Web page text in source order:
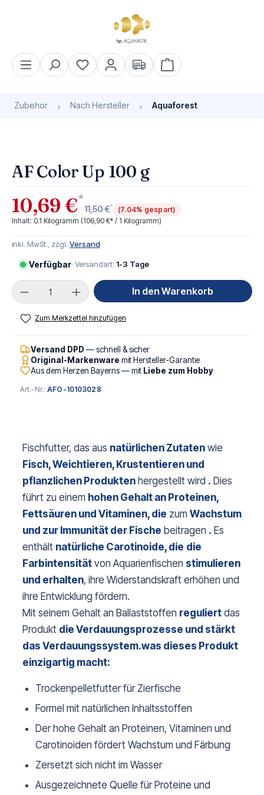
Warenkorb enthält 0
Zubehör Nach Hersteller Aquaforest
AF Color Up 100 g
10,69 €*
11,50 €*
(7.04% gespart)
Inhalt: 0.1 Kilogramm (106,90 €* / 1 Kilogramm)
inkl. MwSt., zzgl. Versand
Verfügbar· Versandart: 1-3 Tage
Produkt Anzahl: Gib den gewünschten Wert
In den Warenkorb
Zum Merkzettel hinzufügen
Versand DPD — schnell & sicher
Original-Markenware mit Hersteller-Garantie
Aus dem Herzen Bayerns — mit Liebe zum Hobby
Art.-Nr.:AFO-10103028
Fischfutter, das aus natürlichen Zutaten wie
Fisch, Weichtieren, Krustentieren und
pflanzlichen Produkten hergestellt wird . Dies
führt zu einem hohen Gehalt an Proteinen,
Fettsäuren und Vitaminen, die zum Wachstum
und zur Immunität der Fische beitragen . Es
enthält natürliche Carotinoide, die die
Farbintensität von Aquarienfischen stimulieren
und erhalten, ihre Widerstandskraft erhöhen und
ihre Entwicklung fördern.
Mit seinem Gehalt an Ballaststoffen reguliert das
Produkt die Verdauungsprozesse und stärkt
das Verdauungssystem.was dieses Produkt
einzigartig macht:
Trockenpelletfutter für Zierfische
Formel mit natürlichen Inhaltsstoffen
Der hohe Gehalt an Proteinen, Vitaminen und
Carotinoiden fördert Wachstum und Färbung
Zersetzt sich nicht im Wasser
Ausgezeichnete Quelle für Proteine und